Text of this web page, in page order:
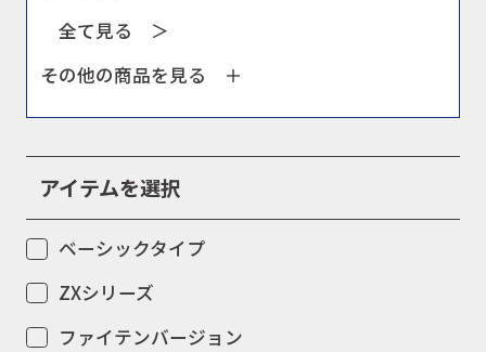
会社概要
全て見る ＞
その他の商品を見る
アイテムを選択
ベーシックタイプ
ZXシリーズ
ファイテンバージョン